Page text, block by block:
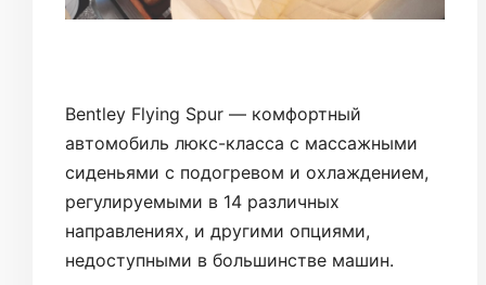
Bentley Flying Spur — комфортный
автомобиль люкс-класса с массажными
сиденьями с подогревом и охлаждением,
регулируемыми в 14 различных
направлениях, и другими опциями,
недоступными в большинстве машин.